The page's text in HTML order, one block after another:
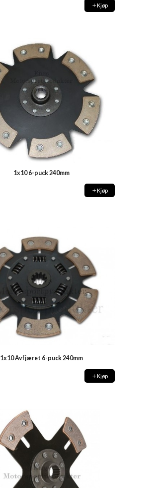
Kjøp
1x10 6-puck 240mm
Kjøp
1x10 Avfjæret 6-puck 240mm
Kjøp